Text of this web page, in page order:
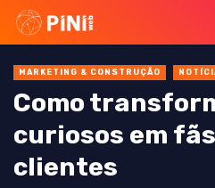
MARKETING & CONSTRUÇÃO
Como
curiosos em
clientes